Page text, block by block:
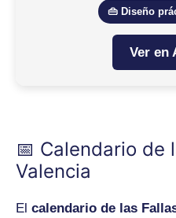
👜 Diseño
Ver en
📅 Calendario de
Valencia
El calendario de las